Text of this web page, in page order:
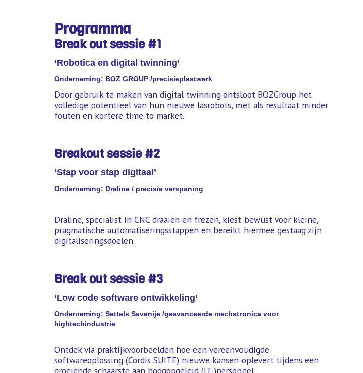
Programma
Break out sessie #1
‘Robotica en digital twinning’
Onderneming: BOZ GROUP /precisieplaatwerk ‍
Door gebruik te maken van digital twinning ontsloot BOZGroup het
volledige potentieel van hun nieuwe lasrobots, met als resultaat minder
fouten en kortere time to market.
Breakout sessie #2
‘Stap voor stap digitaal’
Onderneming: Draline / precisie verspaning
Draline, specialist in CNC draaien en frezen, kiest bewust voor kleine,
pragmatische automatiseringsstappen en bereikt hiermee gestaag zijn
digitaliseringsdoelen.
Break out sessie #3
‘Low code software ontwikkeling’
Onderneming: Settels Savenije /geavanceerde mechatronica voor
hightechindustrie
Ontdek via praktijkvoorbeelden hoe een vereenvoudigde
softwareoplossing (Cordis SUITE) nieuwe kansen oplevert tijdens een